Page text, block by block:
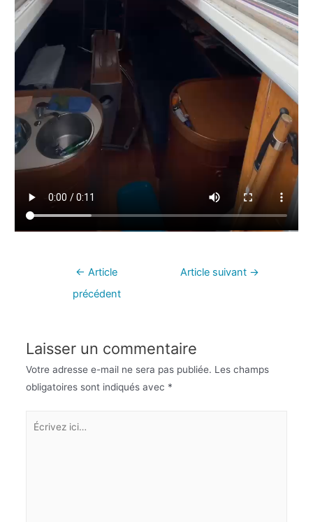
← Article
précédent
Article suivant →
Laisser un commentaire
Votre adresse e-mail ne sera pas publiée. Les champs
obligatoires sont indiqués avec *